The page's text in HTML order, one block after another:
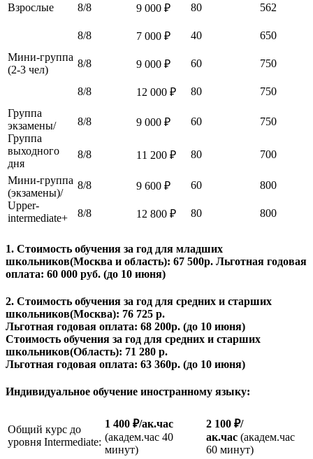
Взрослые 8/8 9 000 ₽ 80 562
Мини-группа
(2-3 чел)
8/8 7 000 ₽ 40 650
8/8 9 000 ₽ 60 750
8/8 12 000 ₽ 80
750
Группа
экзамены/
Группа
выходного
дня
8/8 9 000 ₽ 60 750
8/8 11 200 ₽ 80 700
Мини-группа
(экзамены)/
Upper-
intermediate+
8/8 9 600 ₽ 60 800
8/8 12 800 ₽ 80 800
1. Стоимость обучения за год для младших
школьников(Москва и область): 67 500р. Льготная годовая
оплата: 60 000 руб. (до 10 июня)
2. Стоимость обучения за год для средних и старших
школьников(Москва): 76 725 р.
Льготная годовая оплата: 68 200р. (до 10 июня)
Стоимость обучения за год для средних и старших
школьников(Oбласть): 71 280 р.
Льготная годовая оплата: 63 360р. (до 10 июня)
Индивидуальное обучение иностранному языку:
Общий курс до
уровня Intermediate:
1 400 ₽/ак.час
(академ.час 40
минут)
2 100 ₽/
ак.час (академ.час
60 минут)